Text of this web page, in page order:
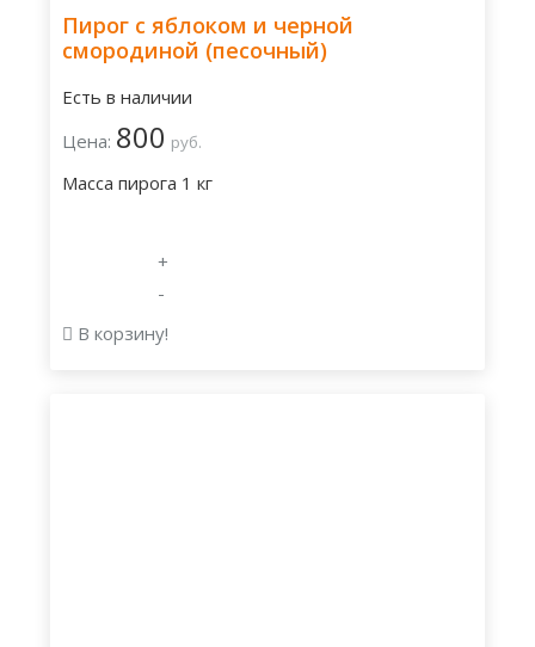
Пирог с яблоком и черной
смородиной (песочный)
Есть в наличии
Цена: 800 руб.
Масса пирога 1 кг
+
-
В корзину!